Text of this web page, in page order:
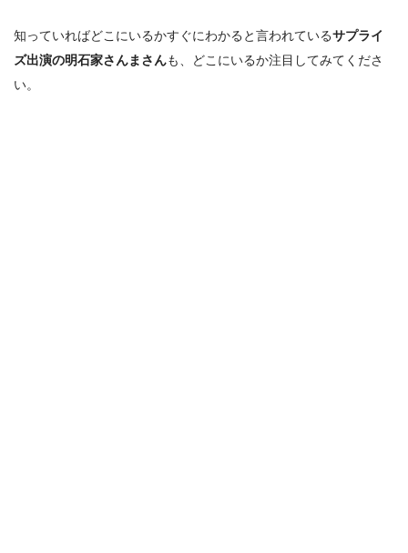
知っていればどこにいるかすぐにわかると言われているサプライ
ズ出演の明石家さんまさんも、どこにいるか注目してみてくださ
い。